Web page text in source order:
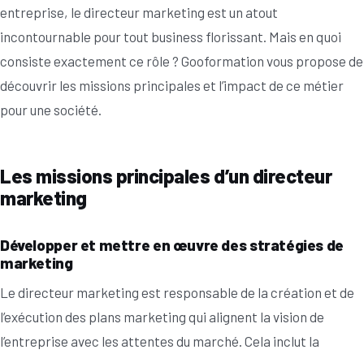
entreprise, le directeur marketing est un atout
incontournable pour tout business florissant. Mais en quoi
consiste exactement ce rôle ? Gooformation vous propose de
découvrir les missions principales et l’impact de ce métier
pour une société.
Les missions principales d’un directeur
marketing
Développer et mettre en œuvre des stratégies de
marketing
Le directeur marketing est responsable de la création et de
l’exécution des plans marketing qui alignent la vision de
l’entreprise avec les attentes du marché. Cela inclut la